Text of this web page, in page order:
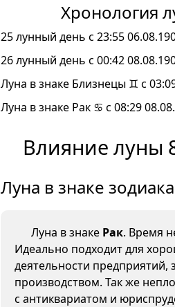
Хронология
25 лунный день с 23:55
26 лунный день с 00:42
Луна в знаке Близнецы ♊ с
Луна в знаке Рак ♋ с 08:29
Влияние луны
Луна в знаке
Луна в знаке Рак. Время
Идеально подходит для
деятельности
производством. Так же
с антиквариатом и